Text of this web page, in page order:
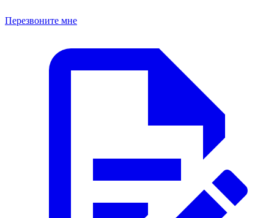
Перезвоните мне